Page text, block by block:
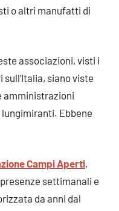
o altri manufatti di
associazioni, visti i
siano viste
amministrazioni
Ebbene
Campi Aperti,
settimanali e
da anni dal